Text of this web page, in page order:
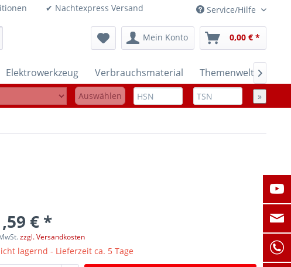
✔ Nachtexpress Versand Service/Hilfe
Mein Konto 0,00 € *
Elektrowerkzeug Verbrauchsmaterial Themenwelten

Auswählen »
€ *
zzgl. Versandkosten
lagernd - Lieferzeit ca. 5 Tage